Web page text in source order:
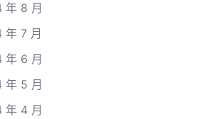
年 8 月
年 7 月
年 6 月
年 5 月
年 4 月